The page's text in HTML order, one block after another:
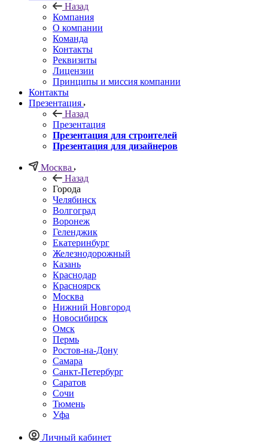
Назад
Компания
О компании
Команда
Контакты
Реквизиты
Лицензии
Принципы и миссия компании
Контакты
Презентация
Назад
Презентация
Презентация для строителей
Презентация для дизайнеров
Москва
Назад
Города
Челябинск
Волгоград
Воронеж
Геленджик
Екатеринбург
Железнодорожный
Казань
Краснодар
Красноярск
Москва
Нижний Новгород
Новосибирск
Омск
Пермь
Ростов-на-Дону
Самара
Санкт-Петербург
Саратов
Сочи
Тюмень
Уфа
Личный кабинет